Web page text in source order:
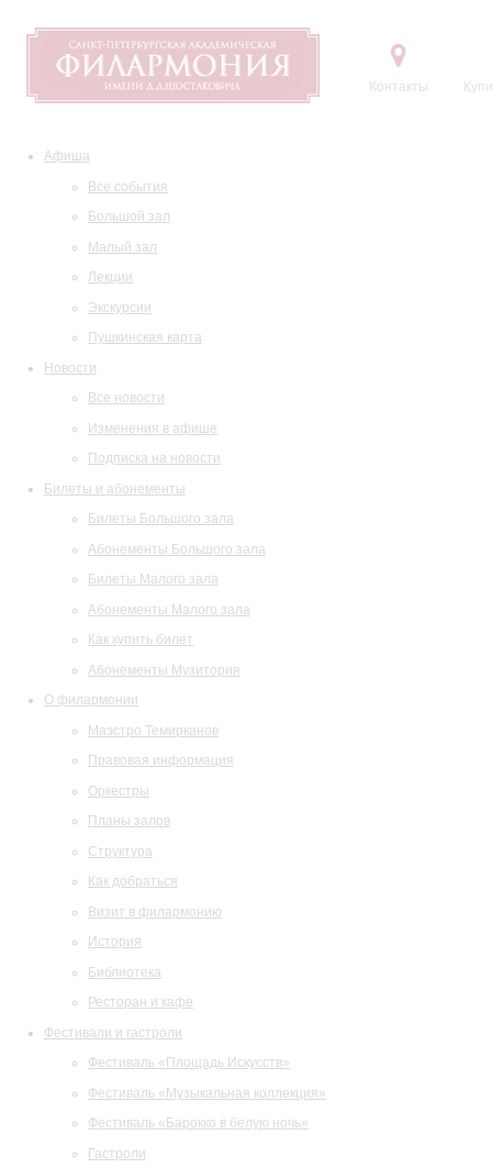
Контакты
Афиша
Все события
Большой зал
Малый зал
Лекции
Экскурсии
Пушкинская карта
Новости
Все новости
Изменения в афише
Подписка на новости
Билеты и абонементы
Билеты Большого зала
Абонементы Большого зала
Билеты Малого зала
Абонементы Малого зала
Как купить билет
Абонементы Музитория
О филармонии
Маэстро Темирканов
Правовая информация
Оркестры
Планы залов
Структура
Как добраться
Визит в филармонию
История
Библиотека
Ресторан и кафе
Фестивали и гастроли
Фестиваль «Площадь Искусств»
Фестиваль «Музыкальная коллекция»
Фестиваль «Барокко в белую ночь»
Гастроли